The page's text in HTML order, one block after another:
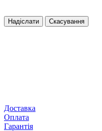
Надіслати Скасування
Доставка
Оплата
Гарантія